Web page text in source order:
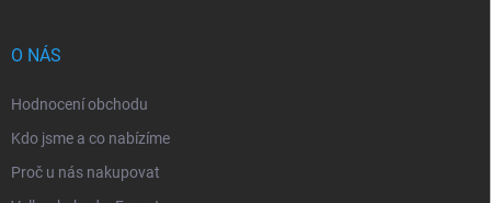
O NÁS
Hodnocení obchodu
Kdo jsme a co nabízíme
Proč u nás nakupovat